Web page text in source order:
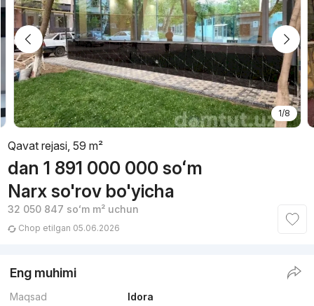
1/8
Qavat rejasi, 59 m²
dan 1 891 000 000 soʻm
Narx so'rov bo'yicha
32 050 847 soʻmm² uchun
Chop etilgan 05.06.2026
Eng muhimi
Maqsad
Idora